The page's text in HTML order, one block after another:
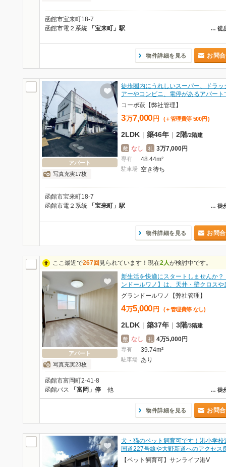
函館市宝来町18-7
… 徒
函館市電２系統 「宝来町」駅
物件詳細を見る お問
アパート
写真充実17枚
徒歩圏内にうれしいスーパー、ドラッ
アーやコンビニ、電停があるアパー
コーポ萩【弊社管理】
3万7,000 円 (＋管理費等 500 円 )
2LDK | 築46年 | 2階/2階建
敷 なし 礼 3万7,000円
専有 48.44m²
駐車場 空き待ち
函館市宝来町18-7
… 徒
函館市電２系統 「宝来町」駅
物件詳細を見る お問
ここ最近で267回 見られています！現在2人が検討中です。
アパート
写真充実23枚
新生活を快適にスタートしませんか？
ンドールワノ】は、天井・壁クロス
グランドールワノ【弊社管理】
4万5,000 円 (＋管理費等 なし)
2LDK | 築37年 | 3階/3階建
敷 なし 礼 4万5,000円
専有 39.74m²
駐車場 あり
函館市富岡町2-41-8
… 徒
函館バス 「富岡」停 他
物件詳細を見る お問
犬・猫のペット飼育可です！港小学校
国道227号線や大野新道へのアクセ
【ペット飼育可】サンライフ港Ⅴ